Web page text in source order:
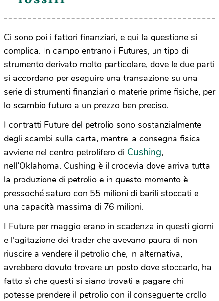
Ci sono poi i fattori finanziari, e qui la questione si
complica. In campo entrano i Futures, un tipo di
strumento derivato molto particolare, dove le due parti
si accordano per eseguire una transazione su una
serie di strumenti finanziari o materie prime fisiche, per
lo scambio futuro a un prezzo ben preciso.
I contratti Future del petrolio sono sostanzialmente
degli scambi sulla carta, mentre la consegna fisica
avviene nel centro petrolifero di Cushing,
nell’Oklahoma. Cushing è il crocevia dove arriva tutta
la produzione di petrolio e in questo momento è
pressoché saturo con 55 milioni di barili stoccati e
una capacità massima di 76 milioni.
I Future per maggio erano in scadenza in questi giorni
e l’agitazione dei trader che avevano paura di non
riuscire a vendere il petrolio che, in alternativa,
avrebbero dovuto trovare un posto dove stoccarlo, ha
fatto sì che questi si siano trovati a pagare chi
potesse prendere il petrolio con il conseguente crollo